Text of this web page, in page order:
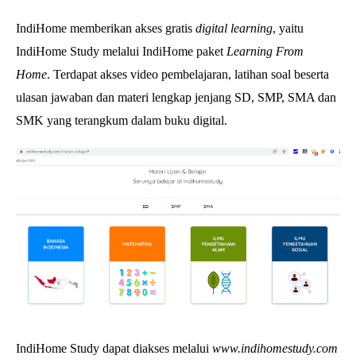
IndiHome memberikan akses gratis digital learning, yaitu
IndiHome Study melalui IndiHome paket Learning From
Home. Terdapat akses video pembelajaran, latihan soal beserta
ulasan jawaban dan materi lengkap jenjang SD, SMP, SMA dan
SMK yang terangkum dalam buku digital.
IndiHome Study dapat diakses melalui www.indihomestudy.com